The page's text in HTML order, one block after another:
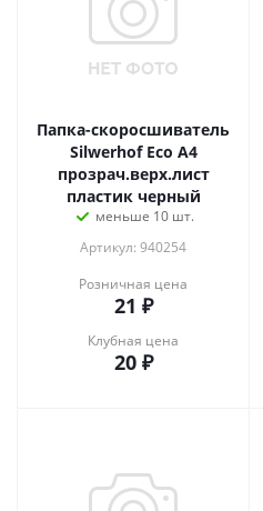
Папка-скоросшиватель
Silwerhof Eco A4
прозрач.верх.лист
пластик черный
меньше 10 шт.
Артикул: 940254
Розничная цена
21 ₽
Клубная цена
20₽